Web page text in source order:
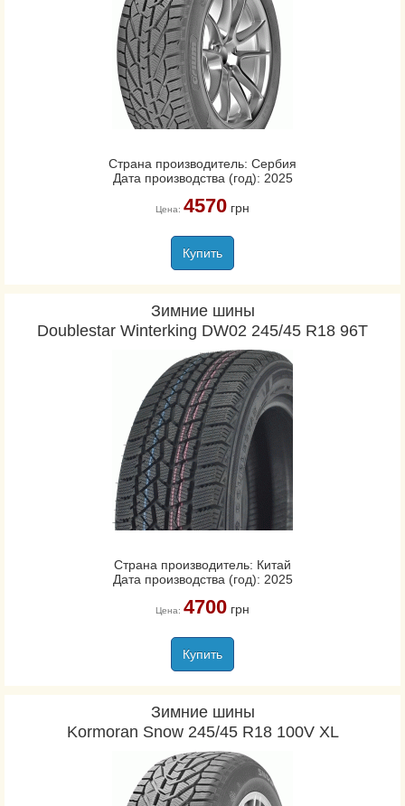
Страна производитель: Сербия
Дата производства (год): 2025
Цена: 4570грн
Купить
Зимние шины
Doublestar Winterking DW02 245/45 R18 96T
Страна производитель: Китай
Дата производства (год): 2025
Цена: 4700грн
Купить
Зимние шины
Kormoran Snow 245/45 R18 100V XL